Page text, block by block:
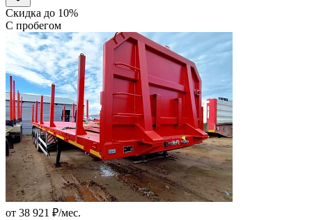
Скидка до 10%
С пробегом
от 38 921 ₽/мес.